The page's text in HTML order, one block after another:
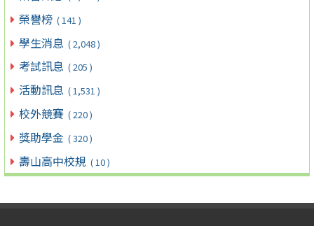
榮譽榜 ( 141 )
學生消息 ( 2,048 )
考試訊息 ( 205 )
活動訊息 ( 1,531 )
校外競賽 ( 220 )
獎助學金 ( 320 )
壽山高中校規 ( 10 )